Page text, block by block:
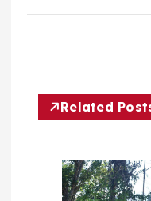
Related